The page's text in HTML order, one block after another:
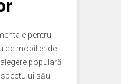
pentru
de mobilier de
populară
său